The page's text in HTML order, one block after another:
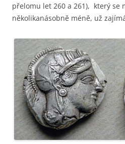
přelomu let 260 a 261), který se
několikanásobně méně, už